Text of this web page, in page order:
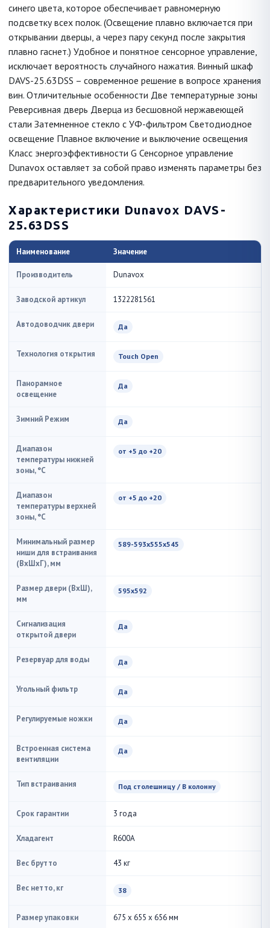
синего цвета, которое обеспечивает равномерную
подсветку всех полок. (Освещение плавно включается при
открывании дверцы, а через пару секунд после закрытия
плавно гаснет.) Удобное и понятное сенсорное управление,
исключает вероятность случайного нажатия. Винный шкаф
DAVS-25.63DSS – современное решение в вопросе хранения
вин. Отличительные особенности Две температурные зоны
Реверсивная дверь Дверца из бесшовной нержавеющей
стали Затемненное стекло с УФ-фильтром Светодиодное
освещение Плавное включение и выключение освещения
Класс энергоэффективности G Сенсорное управление
Dunavox оставляет за собой право изменять параметры без
предварительного уведомления.
Характеристики Dunavox DAVS-
25.63DSS
Наименование Значение
Производитель Dunavox
Заводской артикул 1322281561
Автодоводчик двери Да
Технология открытия Touch Open
Панорамное
освещение
Да
Зимний Режим Да
Диапазон
температуры нижней
зоны, °C
от +5 до +20
Диапазон
температуры верхней
зоны, °C
от +5 до +20
Минимальный размер
ниши для встраивания
(ВxШxГ), мм
589-593х555х545
Размер двери (ВхШ),
мм
595х592
Сигнализация
открытой двери
Да
Резервуар для воды Да
Угольный фильтр Да
Регулируемые ножки Да
Встроенная система
вентиляции
Да
Тип встраивания Под столешницу / В колонну
Срок гарантии 3 года
Хладагент R600A
Вес брутто 43 кг
Вес нетто, кг 38
Размер упаковки 675 x 655 x 656 мм